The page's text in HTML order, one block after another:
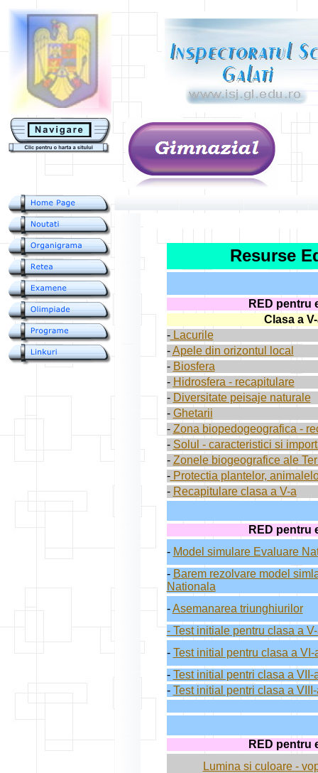
....
Resurse
RED pentru
Clasa a
-Lacurile
-Apele din orizontul local
- Biosfera
- Hidrosfera - recapitulare
- Diversitate peisaje naturale
- Ghetarii
- Zona biopedogeografica -
- Solul - caracteristici si
- Zonele biogeografice ale
-Protectia plantelor,
- Recapitulare clasa a V-a
RED pentru
- Model simulare Evaluare
- Barem rezolvare model
Nationala
-Asemanarea triunghiurilor
- Test initiale pentru clasa a
- Test initial pentru clasa a VI-
- Test initial pentri clasa a VII-
- Test initial pentri clasa a
RED pentru
Lumina si culoare -